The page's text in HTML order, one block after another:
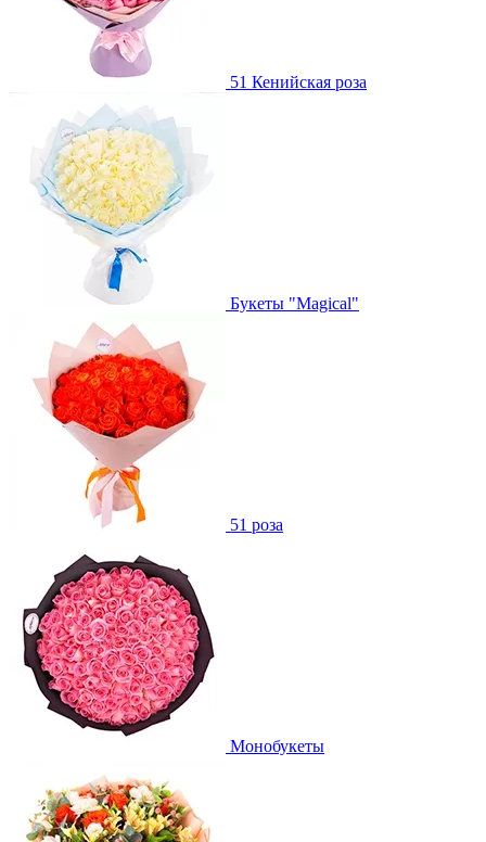
51 Кенийская роза
Букеты "Magical"
51 роза
Монобукеты